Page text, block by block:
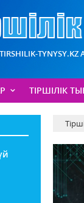
TIRSHILIK-
ТІРШІЛІК